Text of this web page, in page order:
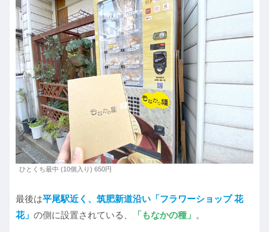
ひとくち最中 (10個入り) 650円
最後は平尾駅近く、筑肥新道沿い「フラワーショップ 花
花」 の側に設置されている、 「もなかの種」 。